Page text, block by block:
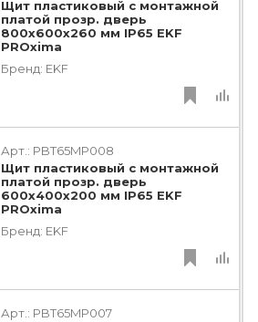
Щит пластиковый с монтажной
платой прозр. дверь
800х600х260 мм IP65 EKF
PROxima
Бренд: EKF
Арт.: PBT65MP008
Щит пластиковый с монтажной
платой прозр. дверь
600х400х200 мм IP65 EKF
PROxima
Бренд: EKF
Арт.: PBT65MP007